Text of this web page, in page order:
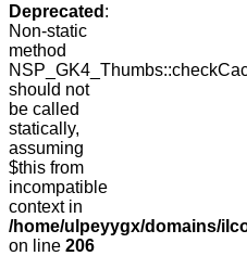
Deprecated :
Non-static
method
should not
be called
statically,
assuming
$this from
incompatible
context in
/home/ulpeyygx/domains/
on line 206